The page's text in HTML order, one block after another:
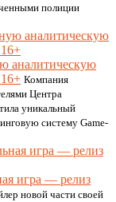
полиции
аналитическую
Компания
Центра
уникальный
систему Game-
игра — релиз
новой части своей